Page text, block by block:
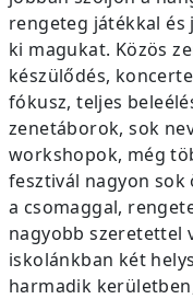
rengeteg játékkal
ki magukat. Közös
készülődés,
fókusz, teljes
zenetáborok, sok
workshopok, még
fesztivál nagyon sok
a csomaggal,
nagyobb szeretettel
iskolánkban két
harmadik